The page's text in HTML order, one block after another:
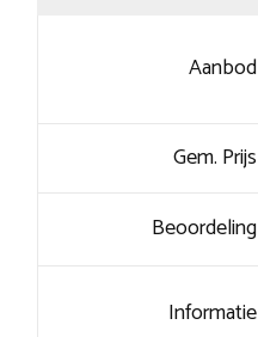
Aanbod
Gem. Prijs
Beoordeling
Informatie